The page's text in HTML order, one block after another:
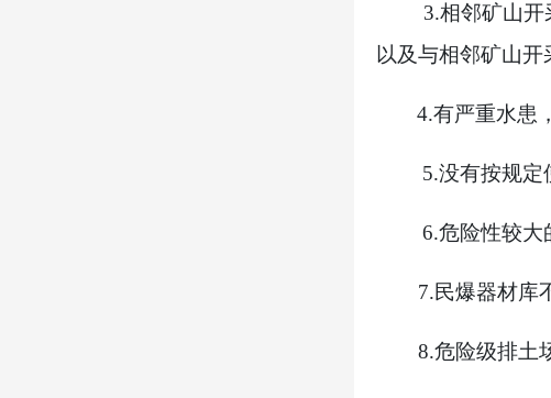
3.相邻矿山开
以及与相邻矿山开
4.有严重水患
5.没有按规定
6.危险性较大
7.民爆器材库
8.危险级排土